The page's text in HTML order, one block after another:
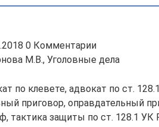
0 Комментарии
М.В., Уголовные дела
по клевете, адвокат по ст.
приговор, оправдательный
тактика защиты по ст. 128.1 УК